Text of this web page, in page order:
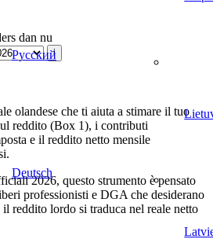
Русский
Deutsch
dan nu
i
olandese che ti aiuta a stimare il tuo
reddito (Box 1), i contributi
e il reddito netto mensile
2026, questo strumento è pensato
professionisti e DGA che desiderano
reddito lordo si traduca nel reale netto